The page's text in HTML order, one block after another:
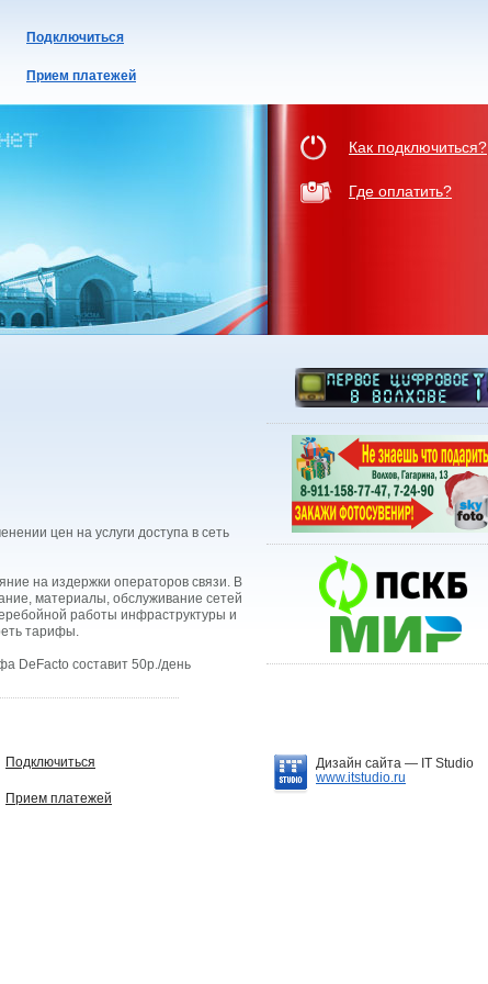
Подключиться
Прием платежей
Как подключиться?
Где оплатить?
цен на услуги доступа в сеть
на издержки операторов связи. В
материалы, обслуживание сетей
работы инфраструктуры и
тарифы.
DeFacto составит 50р./день
Подключиться
Прием платежей
Дизайн сайта — IT Studio
www.itstudio.ru